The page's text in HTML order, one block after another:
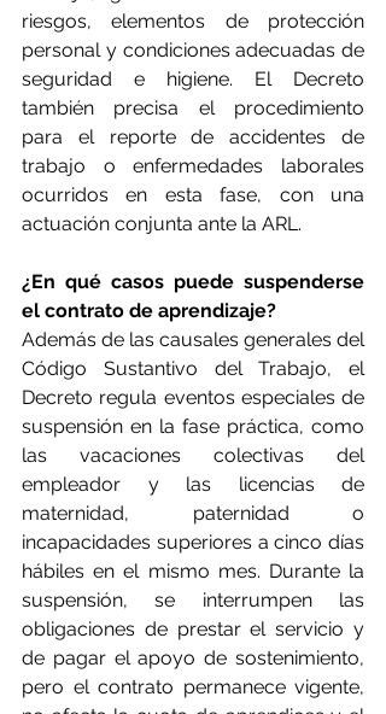
riesgos, elementos de protección
personal y condiciones adecuadas de
seguridad e higiene. El Decreto
también precisa el procedimiento
para el reporte de accidentes de
trabajo o enfermedades laborales
ocurridos en esta fase, con una
actuación conjunta ante la ARL.
¿En qué casos puede suspenderse
el contrato de aprendizaje?
Además de las causales generales del
Código Sustantivo del Trabajo, el
Decreto regula eventos especiales de
suspensión en la fase práctica, como
las vacaciones colectivas del
empleador y las licencias de
maternidad, paternidad o
incapacidades superiores a cinco días
hábiles en el mismo mes. Durante la
suspensión, se interrumpen las
obligaciones de prestar el servicio y
de pagar el apoyo de sostenimiento,
pero el contrato permanece vigente,